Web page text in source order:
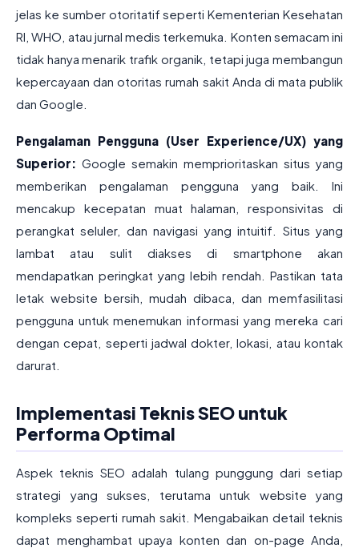
jelas ke sumber otoritatif seperti Kementerian Kesehatan
RI, WHO, atau jurnal medis terkemuka. Konten semacam ini
tidak hanya menarik trafik organik, tetapi juga membangun
kepercayaan dan otoritas rumah sakit Anda di mata publik
dan Google.
Pengalaman Pengguna (User Experience/UX) yang
Superior: Google semakin memprioritaskan situs yang
memberikan pengalaman pengguna yang baik. Ini
mencakup kecepatan muat halaman, responsivitas di
perangkat seluler, dan navigasi yang intuitif. Situs yang
lambat atau sulit diakses di smartphone akan
mendapatkan peringkat yang lebih rendah. Pastikan tata
letak website bersih, mudah dibaca, dan memfasilitasi
pengguna untuk menemukan informasi yang mereka cari
dengan cepat, seperti jadwal dokter, lokasi, atau kontak
darurat.
Implementasi Teknis SEO untuk
Performa Optimal
Aspek teknis SEO adalah tulang punggung dari setiap
strategi yang sukses, terutama untuk website yang
kompleks seperti rumah sakit. Mengabaikan detail teknis
dapat menghambat upaya konten dan on-page Anda,